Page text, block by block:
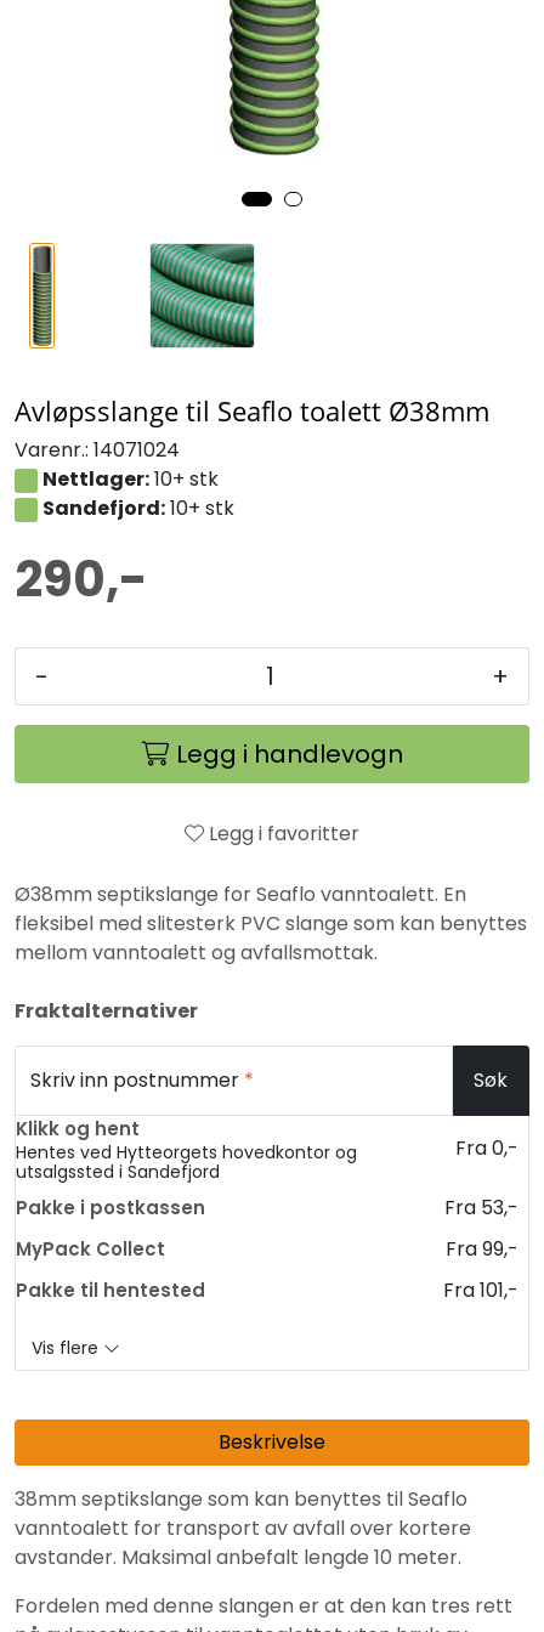
Avløpsslange til Seaflo toalett Ø38mm
Varenr.: 14071024
Nettlager:10+ stk
Sandefjord:10+ stk
290,-
- +
Legg i handlevogn
Legg i favoritter
Ø38mm septikslange for Seaflo vanntoalett. En
fleksibel med slitesterk PVC slange som kan benyttes
mellom vanntoalett og avfallsmottak.
Fraktalternativer
Skriv inn postnummer * Søk
Klikk og hent
Hentes ved Hytteorgets hovedkontor og
utsalgssted i Sandefjord
Fra 0,-
Pakke i postkassen Fra 53,-
MyPack Collect Fra 99,-
Pakke til hentested Fra 101,-
Vis flere
Beskrivelse
38mm septikslange som kan benyttes til Seaflo
vanntoalett for transport av avfall over kortere
avstander. Maksimal anbefalt lengde 10 meter.
Fordelen med denne slangen er at den kan tres rett